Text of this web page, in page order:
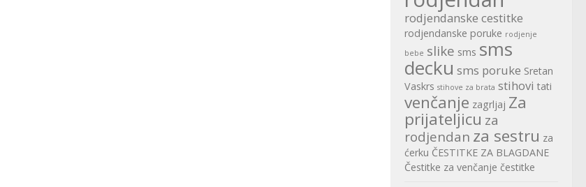
rodjendanske cestitke
rodjendanske poruke rodjenje
bebe slike sms sms
decku sms poruke Sretan
Vaskrs stihove za brata stihovi tati
venčanje zagrljaj Za
prijateljicu za
rodjendan za sestru za
ćerku ČESTITKE ZA BLAGDANE
Čestitke za venčanje čestitke